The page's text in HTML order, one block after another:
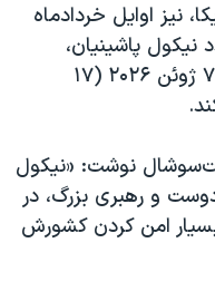
نیز اوایل خردادماه
پاشینیان،
نخست‌وزیر ارمنستان در انتخابات ۷ ژوئن ۲۰۲۶ (۱۷
نوشت: «نیکول
و رهبری بزرگ، در
امن کردن کشورش